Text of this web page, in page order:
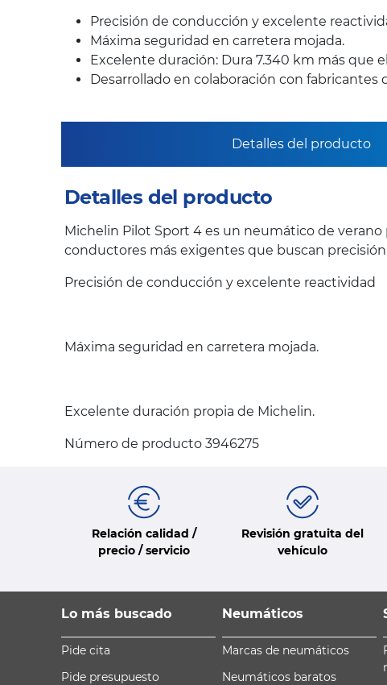
Precisión de conducción y excelente
Máxima seguridad en carretera mojada.
Excelente duración: Dura 7.340 km más
Desarrollado en colaboración con
Detalles del producto
Detalles del producto
Michelin Pilot Sport 4 es un neumático de
conductores más exigentes que buscan
Precisión de conducción y excelente reactividad
Máxima seguridad en carretera mojada.
Excelente duración propia de Michelin.
Número de producto 3946275
Relación calidad /
precio / servicio
Revisión gratuita del
vehículo
Lo más buscado
Pide cita
Pide presupuesto
Neumáticos
Marcas de neumáticos
Neumáticos baratos